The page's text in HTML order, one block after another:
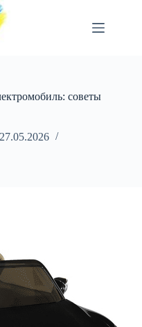
советы
27.05.2026